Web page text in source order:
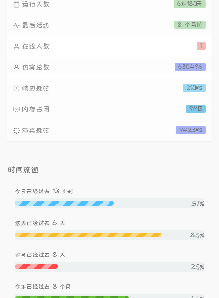
6年180天
运行天数
8 个月前
最后活动
1
在线人数
630,496
访客总数
210ms
响应耗时
9MB
内存占用
9423ms
渲染耗时
时间流逝
今日已经过去 13 小时
57%
这周已经过去 6 天
85%
本月已经过去 8 天
25%
今年已经过去 8 个月